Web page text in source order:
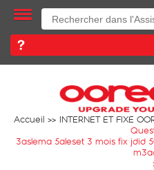
Accueil
INTERNET ET FIXE
3aslema 5aleset 3 mois fix jdid